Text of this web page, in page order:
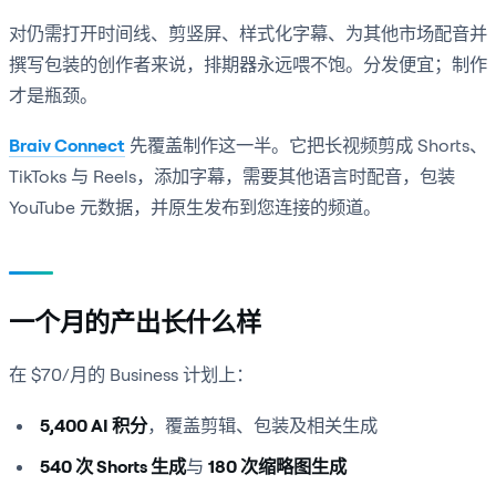
对仍需打开时间线、剪竖屏、样式化字幕、为其他市场配音并
撰写包装的创作者来说，排期器永远喂不饱。分发便宜；制作
才是瓶颈。
Braiv Connect 先覆盖制作这一半。它把长视频剪成 Shorts、
TikToks 与 Reels，添加字幕，需要其他语言时配音，包装
YouTube 元数据，并原生发布到您连接的频道。
一个月的产出长什么样
在 $70/月的 Business 计划上：
5,400 AI 积分，覆盖剪辑、包装及相关生成
540 次 Shorts 生成与 180 次缩略图生成